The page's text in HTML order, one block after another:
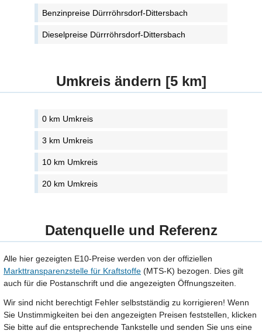
Benzinpreise Dürrröhrsdorf-Dittersbach
Dieselpreise Dürrröhrsdorf-Dittersbach
Umkreis ändern [5 km]
0 km Umkreis
3 km Umkreis
10 km Umkreis
20 km Umkreis
Datenquelle und Referenz
Alle hier gezeigten E10-Preise werden von der offiziellen
Markttransparenzstelle für Kraftstoffe (MTS-K) bezogen. Dies gilt
auch für die Postanschrift und die angezeigten Öffnungszeiten.
Wir sind nicht berechtigt Fehler selbstständig zu korrigieren! Wenn
Sie Unstimmigkeiten bei den angezeigten Preisen feststellen, klicken
Sie bitte auf die entsprechende Tankstelle und senden Sie uns eine